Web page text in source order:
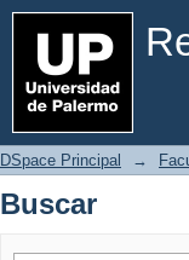
Buscar
DSpace Principal →
Buscar